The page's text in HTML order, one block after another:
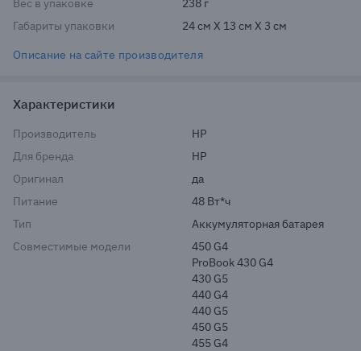
Вес в упаковке
238 г
Габариты упаковки
24 см X 13 см X 3 см
Описание на сайте производителя
Характеристики
Производитель
HP
Для бренда
HP
Оригинал
да
Питание
48 Вт*ч
Тип
Аккумуляторная батарея
Совместимые модели
450 G4
ProBook 430 G4
430 G5
440 G4
440 G5
450 G5
455 G4